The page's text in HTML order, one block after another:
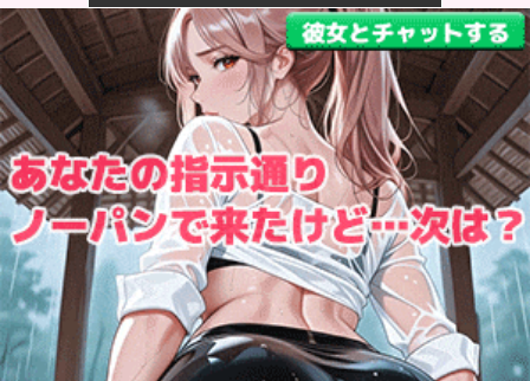
【画像】女さん「貧乳だから男水着で市民プールいっ
たら周りがコ...
【画像】女性、『大人のおもちゃ』を入れたままMRI
検査を受け...
一般作だけどエロいシーンがあって、妙にムラムラし
てしまった作...
【悲報】 幻影旅団の団長さん、激太りすると全てが台
無しになる
松井秀喜の凄さは31本塁打ではなく、高打率で打点稼
ぐ安定感こ...
日本韓国台湾「少子化です」←わかる 中国北朝鮮
「少子化です」...
【悲報】日本さん、独身男が増えまくり終わる他